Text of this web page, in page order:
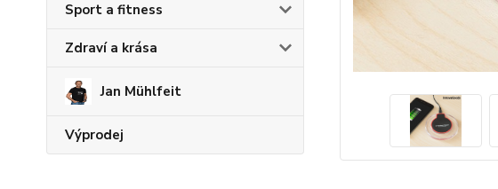
Sport a fitness
Zdraví a krása
Jan Mühlfeit
Výprodej